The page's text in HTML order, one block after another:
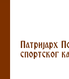
Патријарх
спортског